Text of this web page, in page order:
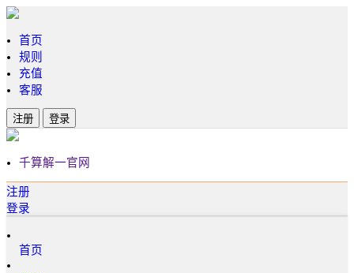
首页
规则
充值
客服
注册 登录
千算解一官网
注册
登录
首页